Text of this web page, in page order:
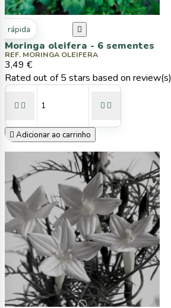
rápida 
Moringa oleifera - 6 sementes
REF. MORINGA OLEIFERA
3,49 €
Rated out of 5 stars based on review(s)
   
 Adicionar ao carrinho